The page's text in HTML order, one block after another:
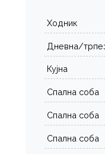
Ходник
Дневна/
Кујна
Спална соба
Спална соба
Спална соба